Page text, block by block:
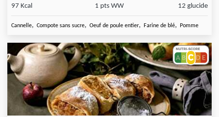
97 Kcal 1 pts WW 12 glucide
Cannelle, Compote sans sucre, Oeuf de poule entier, Farine de blé, Pomme